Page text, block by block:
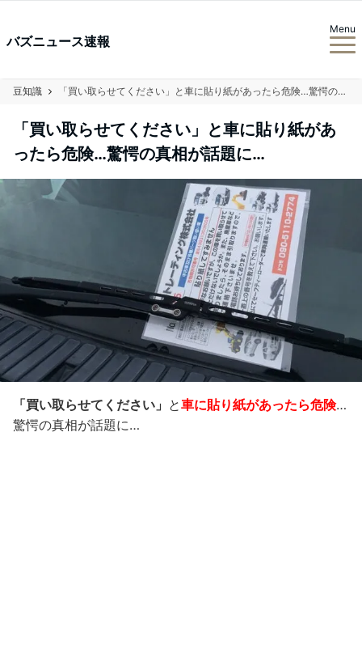
バズニュース速報
Menu
豆知識 「買い取らせてください」と車に貼り紙があったら危険…驚愕の真相が話題に…
「買い取らせてください」と車に貼り紙があ
ったら危険…驚愕の真相が話題に…
「買い取らせてください」 と車に貼り紙があったら危険…
驚愕の真相が話題に…